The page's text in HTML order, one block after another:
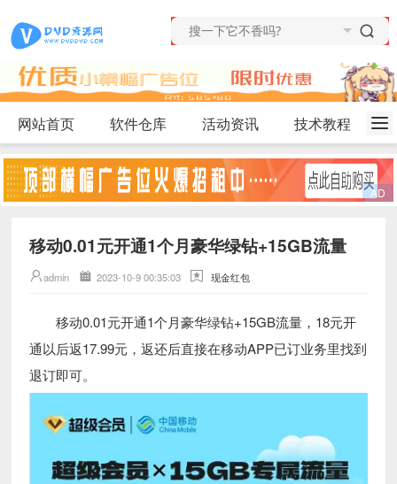
网站首页 软件仓库 活动资讯 技术教程
移动0.01元开通1个月豪华绿钻+15GB流量
admin 2023-10-9 00:35:03 现金红包
移动0.01元开通1个月豪华绿钻+15GB流量，18元开
通以后返17.99元，返还后直接在移动APP已订业务里找到
退订即可。